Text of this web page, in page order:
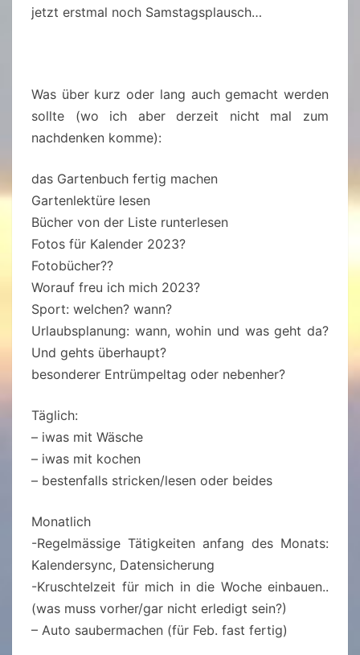
jetzt erstmal noch Samstagsplausch…
Was über kurz oder lang auch gemacht werden
sollte (wo ich aber derzeit nicht mal zum
nachdenken komme):
das Gartenbuch fertig machen
Gartenlektüre lesen
Bücher von der Liste runterlesen
Fotos für Kalender 2023?
Fotobücher??
Worauf freu ich mich 2023?
Sport: welchen? wann?
Urlaubsplanung: wann, wohin und was geht da?
Und gehts überhaupt?
besonderer Entrümpeltag oder nebenher?
Täglich:
– iwas mit Wäsche
– iwas mit kochen
– bestenfalls stricken/lesen oder beides
Monatlich
-Regelmässige Tätigkeiten anfang des Monats:
Kalendersync, Datensicherung
-Kruschtelzeit für mich in die Woche einbauen..
(was muss vorher/gar nicht erledigt sein?)
– Auto saubermachen (für Feb. fast fertig)